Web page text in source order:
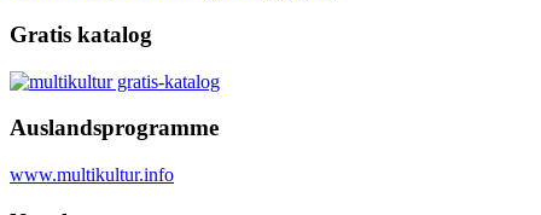
Gratis katalog
Auslandsprogramme
www.multikultur.info